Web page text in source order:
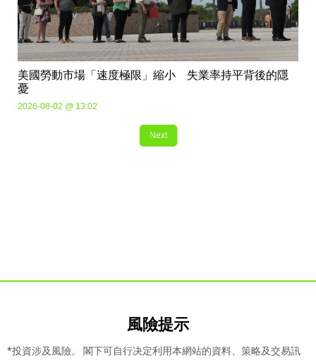
美國勞動市場「速度極限」縮小 失業率持平背後的隱
憂
2026-08-02 @ 13:02
Next
風險提示​
*投資涉及風險。 閣下可自行决定利用本網站的資料、策略及交易訊